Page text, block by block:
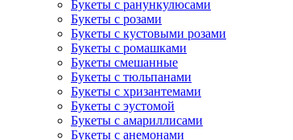
Букеты с ранункулюсами
Букеты с розами
Букеты с кустовыми розами
Букеты с ромашками
Букеты смешанные
Букеты с тюльпанами
Букеты с хризантемами
Букеты с эустомой
Букеты с амариллисами
Букеты с анемонами